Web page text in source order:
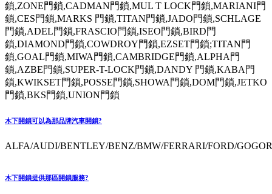
鎖,ZONE門鎖,CADMAN門鎖,MUL T LOCK門鎖,MARIANI門
鎖,CES門鎖,MARKS 門鎖,TITAN門鎖,JADO門鎖,SCHLAGE
門鎖,ADEL門鎖,FRASCIO門鎖,ISEO門鎖,BIRD門
鎖,DIAMOND門鎖,COWDROY門鎖,EZSET門鎖;TITAN門
鎖,GOAL門鎖,MIWA門鎖,CAMBRIDGE門鎖,ALPHA門
鎖,AZBE門鎖,SUPER-T-LOCK門鎖,DANDY 門鎖,KABA門
鎖,KWIKSET門鎖,POSSE門鎖,SHOWA門鎖,DOM門鎖,JETKO
門鎖,BKS門鎖,UNION門鎖
木下開鎖可以為那品牌汽車開鎖?
ALFA/AUDI/BENTLEY/BENZ/BMW/FERRARI/FORD/
木下開鎖提供那區開鎖服務?